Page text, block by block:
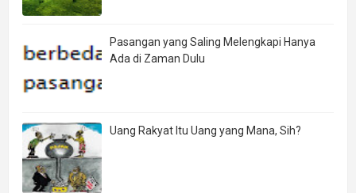
Pasangan yang Saling Melengkapi Hanya
Ada di Zaman Dulu
Uang Rakyat Itu Uang yang Mana, Sih?